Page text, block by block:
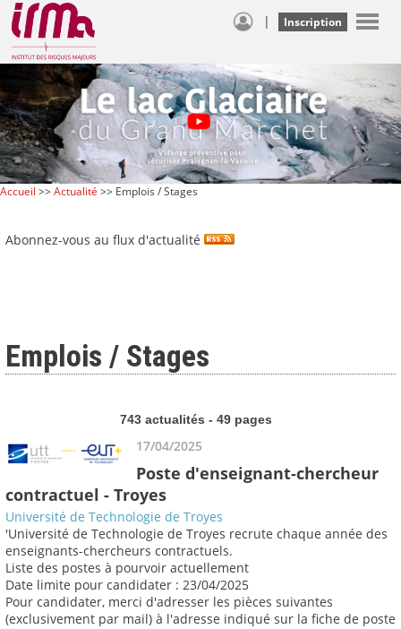
| Inscription
Accueil >>Actualité >> Emplois / Stages
Abonnez-vous au flux d'actualité
Emplois / Stages
743 actualités - 49 pages
17/04/2025
Poste d'enseignant-chercheur
contractuel - Troyes
Université de Technologie de Troyes
'Université de Technologie de Troyes recrute chaque année des
enseignants-chercheurs contractuels.
Liste des postes à pourvoir actuellement
Date limite pour candidater : 23/04/2025
Pour candidater, merci d'adresser les pièces suivantes
(exclusivement par mail) à l'adresse indiqué sur la fiche de poste